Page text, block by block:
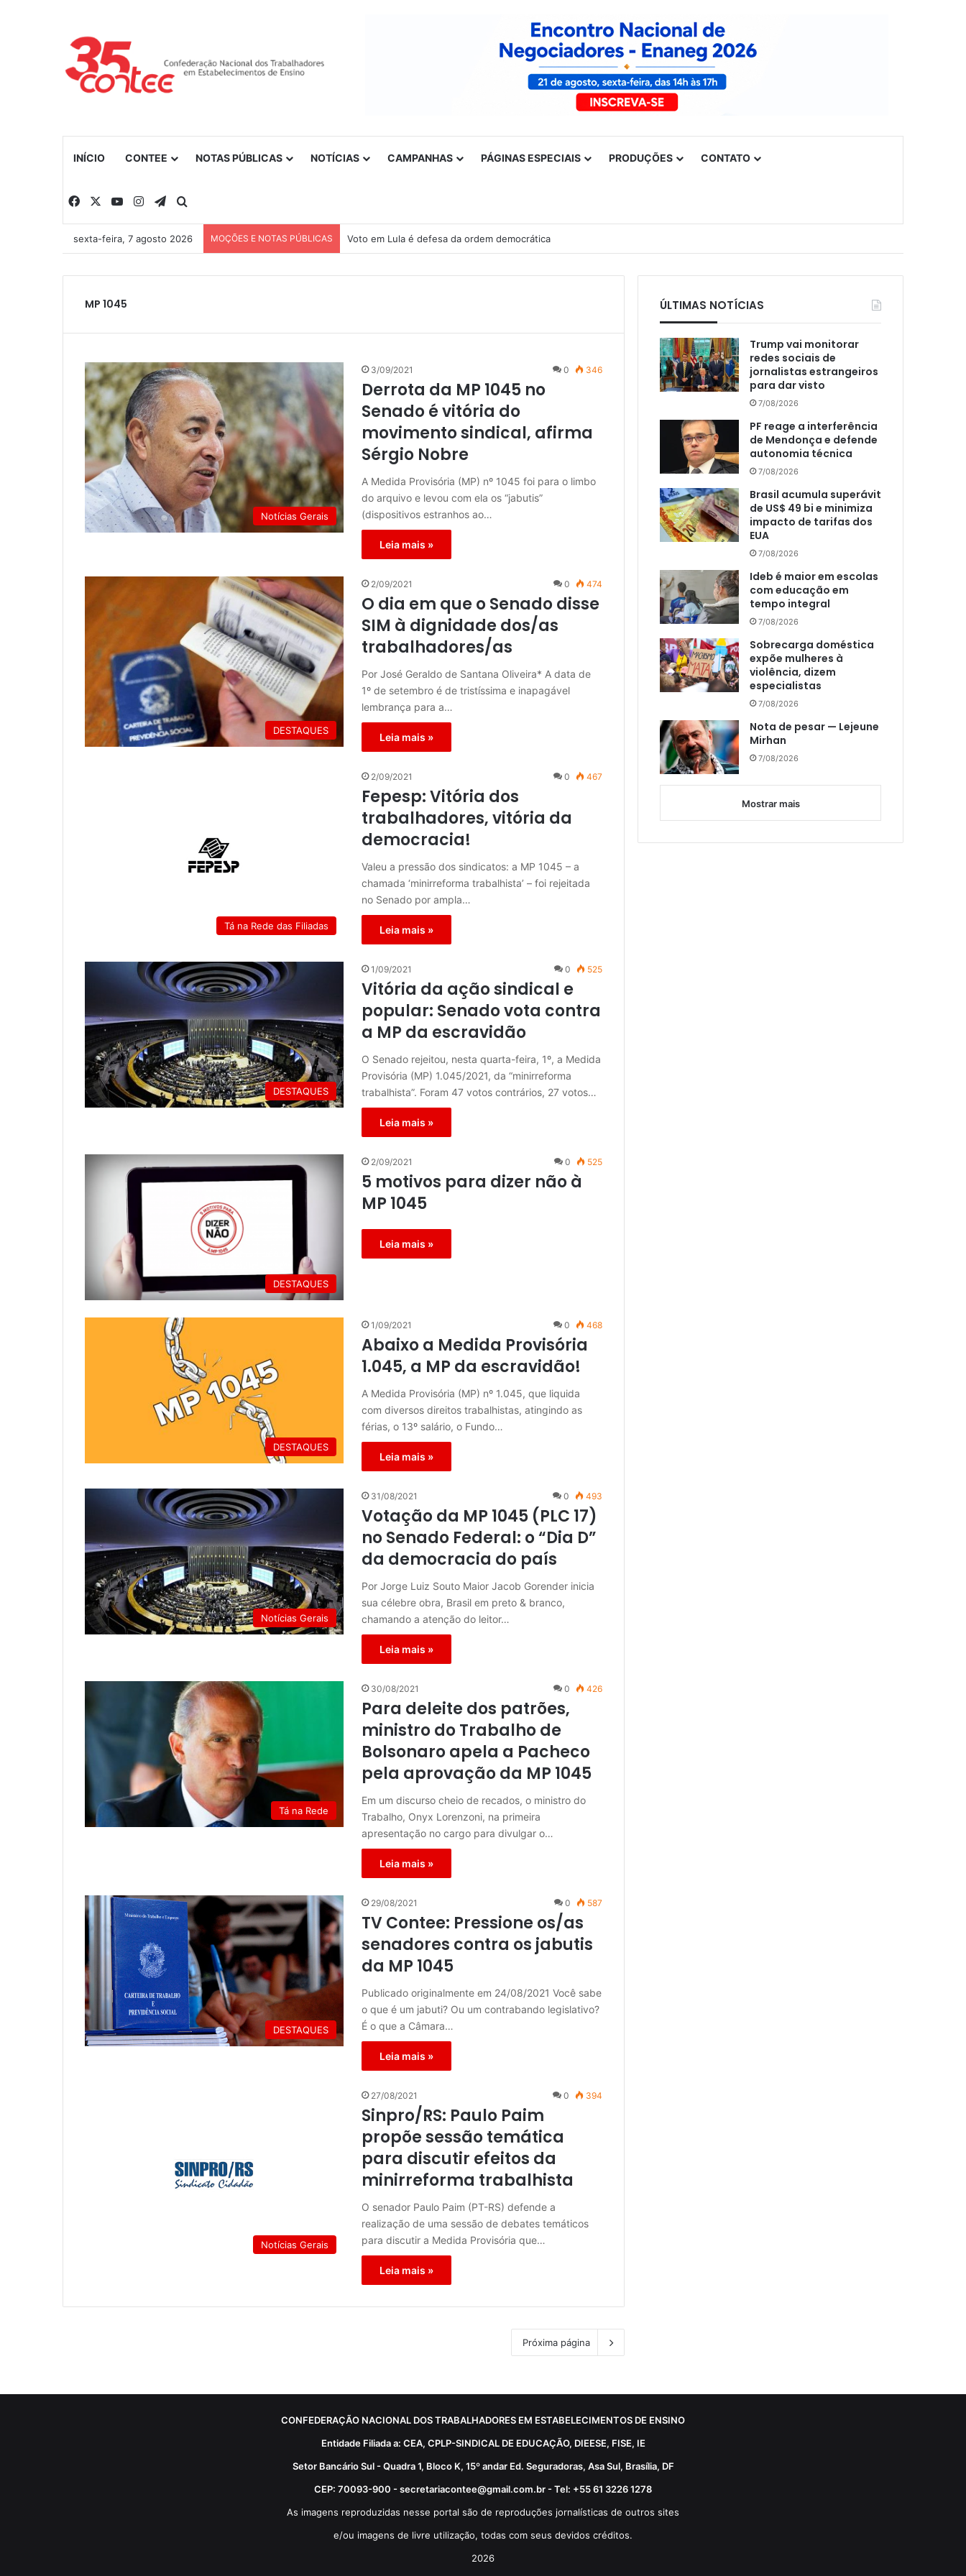
INÍCIO CONTEE NOTAS PÚBLICAS NOTÍCIAS CAMPANHAS PÁGINAS ESPECIAIS PRODUÇÕES CONTATO
Facebook YouTubeInstagramTelegram
sexta-feira, 7 agosto 2026 MOÇÕES E NOTAS PÚBLICAS Voto em Lula é defesa da ordem democrática
MP 1045
Notícias Gerais
3/09/2021 0 346
Derrota da MP 1045 no
Senado é vitória do
movimento sindical, afirma
Sérgio Nobre
A Medida Provisória (MP) nº 1045 foi para o limbo
do arquivo e levou com ela os “jabutis”
(dispositivos estranhos ao…
Leia mais »
DESTAQUES
2/09/2021 0 474
O dia em que o Senado disse
SIM à dignidade dos/as
trabalhadores/as
Por José Geraldo de Santana Oliveira* A data de
1º de setembro é de tristíssima e inapagável
lembrança para a…
Leia mais »
Tá na Rede das Filiadas
2/09/2021 0 467
Fepesp: Vitória dos
trabalhadores, vitória da
democracia!
Valeu a pressão dos sindicatos: a MP 1045 – a
chamada ‘minirreforma trabalhista’ – foi rejeitada
no Senado por ampla…
Leia mais »
DESTAQUES
1/09/2021 0 525
Vitória da ação sindical e
popular: Senado vota contra
a MP da escravidão
O Senado rejeitou, nesta quarta-feira, 1º, a Medida
Provisória (MP) 1.045/2021, da “minirreforma
trabalhista”. Foram 47 votos contrários, 27 votos…
Leia mais »
DESTAQUES
2/09/2021 0 525
5 motivos para dizer não à
MP 1045
Leia mais »
DESTAQUES
1/09/2021 0 468
Abaixo a Medida Provisória
1.045, a MP da escravidão!
A Medida Provisória (MP) nº 1.045, que liquida
com diversos direitos trabalhistas, atingindo as
férias, o 13º salário, o Fundo…
Leia mais »
Notícias Gerais
31/08/2021 0 493
Votação da MP 1045 (PLC 17)
no Senado Federal: o “Dia D”
da democracia do país
Por Jorge Luiz Souto Maior Jacob Gorender inicia
sua célebre obra, Brasil em preto & branco,
chamando a atenção do leitor…
Leia mais »
Tá na Rede
30/08/2021 0 426
Para deleite dos patrões,
ministro do Trabalho de
Bolsonaro apela a Pacheco
pela aprovação da MP 1045
Em um discurso cheio de recados, o ministro do
Trabalho, Onyx Lorenzoni, na primeira
apresentação no cargo para divulgar o…
Leia mais »
DESTAQUES
29/08/2021 0 587
TV Contee: Pressione os/as
senadores contra os jabutis
da MP 1045
Publicado originalmente em 24/08/2021 Você sabe
o que é um jabuti? Ou um contrabando legislativo?
É o que a Câmara…
Leia mais »
Notícias Gerais
27/08/2021 0 394
Sinpro/RS: Paulo Paim
propõe sessão temática
para discutir efeitos da
minirreforma trabalhista
O senador Paulo Paim (PT-RS) defende a
realização de uma sessão de debates temáticos
para discutir a Medida Provisória que…
Leia mais »
Próxima página
ÚLTIMAS NOTÍCIAS
Trump vai monitorar
redes sociais de
jornalistas estrangeiros
para dar visto
7/08/2026
PF reage a interferência
de Mendonça e defende
autonomia técnica
7/08/2026
Brasil acumula superávit
de US$ 49 bi e minimiza
impacto de tarifas dos
EUA
7/08/2026
Ideb é maior em escolas
com educação em
tempo integral
7/08/2026
Sobrecarga doméstica
expõe mulheres à
violência, dizem
especialistas
7/08/2026
Nota de pesar — Lejeune
Mirhan
7/08/2026
Mostrar mais
CONFEDERAÇÃO NACIONAL DOS TRABALHADORES EM ESTABELECIMENTOS DE ENSINO
Entidade Filiada a: CEA, CPLP-SINDICAL DE EDUCAÇÃO, DIEESE, FISE, IE
Setor Bancário Sul - Quadra 1, Bloco K, 15º andar Ed. Seguradoras, Asa Sul, Brasília, DF
CEP: 70093-900 - secretariacontee@gmail.com.br - Tel: +55 61 3226 1278
As imagens reproduzidas nesse portal são de reproduções jornalísticas de outros sites
e/ou imagens de livre utilização, todas com seus devidos créditos.
2026